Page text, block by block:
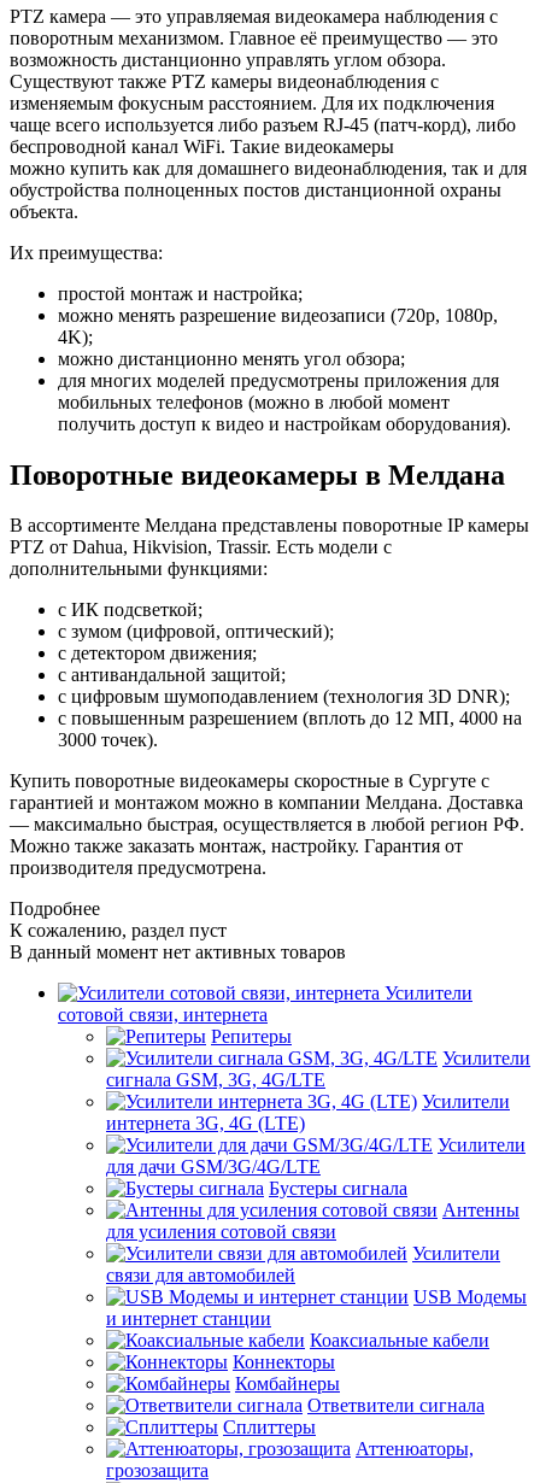
PTZ камера — это управляемая видеокамера наблюдения с
поворотным механизмом. Главное её преимущество — это
возможность дистанционно управлять углом обзора.
Существуют также PTZ камеры видеонаблюдения с
изменяемым фокусным расстоянием. Для их подключения
чаще всего используется либо разъем RJ-45 (патч-корд), либо
беспроводной канал WiFi. Такие видеокамеры
можно купить как для домашнего видеонаблюдения, так и для
обустройства полноценных постов дистанционной охраны
объекта.
Их преимущества:
простой монтаж и настройка;
можно менять разрешение видеозаписи (720p, 1080p,
4K);
можно дистанционно менять угол обзора;
для многих моделей предусмотрены приложения для
мобильных телефонов (можно в любой момент
получить доступ к видео и настройкам оборудования).
Поворотные видеокамеры в Мелдана
В ассортименте Мелдана представлены поворотные IP камеры
PTZ от Dahua, Hikvision, Trassir. Есть модели с
дополнительными функциями:
с ИК подсветкой;
с зумом (цифровой, оптический);
с детектором движения;
с антивандальной защитой;
с цифровым шумоподавлением (технология 3D DNR);
с повышенным разрешением (вплоть до 12 МП, 4000 на
3000 точек).
Купить поворотные видеокамеры скоростные в Сургуте с
гарантией и монтажом можно в компании Мелдана. Доставка
— максимально быстрая, осуществляется в любой регион РФ.
Можно также заказать монтаж, настройку. Гарантия от
производителя предусмотрена.
Подробнее
К сожалению, раздел пуст
В данный момент нет активных товаров
Усилители
сотовой связи, интернета
Репитеры
Усилители
сигнала GSM, 3G, 4G/LTE
Усилители
интернета 3G, 4G (LTE)
Усилители
для дачи GSM/3G/4G/LTE
Бустеры сигнала
Антенны
для усиления сотовой связи
Усилители
связи для автомобилей
USB Модемы
и интернет станции
Коаксиальные кабели
Коннекторы
Комбайнеры
Ответвители сигнала
Сплиттеры
Аттенюаторы,
грозозащита